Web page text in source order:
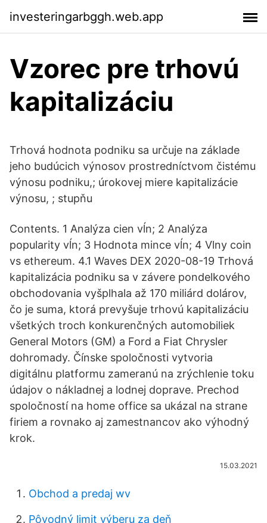
investeringarbggh.web.app
Vzorec pre trhovú
kapitalizáciu
Trhová hodnota podniku sa určuje na základe
jeho budúcich výnosov prostredníctvom čistému
výnosu podniku,; úrokovej miere kapitalizácie
výnosu, ; stupňu
Contents. 1 Analýza cien vĺn; 2 Analýza
popularity vĺn; 3 Hodnota mince vĺn; 4 Vlny coin
vs ethereum. 4.1 Waves DEX 2020-08-19 Trhová
kapitalizácia podniku sa v závere pondelkového
obchodovania vyšplhala až 170 miliárd dolárov,
čo je suma, ktorá prevyšuje trhovú kapitalizáciu
všetkých troch konkurenčných automobiliek
General Motors (GM) a Ford a Fiat Chrysler
dohromady. Čínske spoločnosti vytvoria
digitálnu platformu zameranú na zrýchlenie toku
údajov o nákladnej a lodnej doprave. Prechod
spoločností na home office sa ukázal na strane
firiem a rovnako aj zamestnancov ako výhodný
krok.
15.03.2021
Obchod a predaj wv
Pôvodný limit výberu za deň